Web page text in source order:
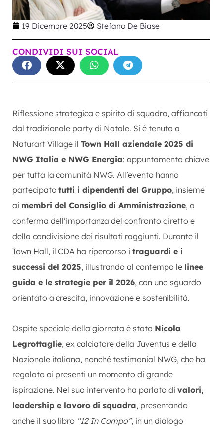
19 Dicembre 2025 Stefano De Biase
CONDIVIDI SUI SOCIAL
Riflessione strategica e spirito di squadra, affiancati
dal tradizionale party di Natale. Si è tenuto a
Naturart Village il Town Hall aziendale 2025 di
NWG Italia e NWG Energia: appuntamento chiave
per tutta la comunità NWG. All’evento hanno
partecipato tutti i dipendenti del Gruppo, insieme
ai membri del Consiglio di Amministrazione, a
conferma dell’importanza del confronto diretto e
della condivisione dei risultati raggiunti. Durante il
Town Hall, il CDA ha ripercorso i traguardi e i
successi del 2025, illustrando al contempo le linee
guida e le strategie per il 2026, con uno sguardo
orientato a crescita, innovazione e sostenibilità.
Ospite speciale della giornata è stato Nicola
Legrottaglie, ex calciatore della Juventus e della
Nazionale italiana, nonché testimonial NWG, che ha
regalato ai presenti un momento di grande
ispirazione. Nel suo intervento ha parlato di valori,
leadership e lavoro di squadra, presentando
anche il suo libro “12 In Campo”, in un dialogo